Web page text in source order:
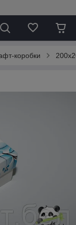
коробки